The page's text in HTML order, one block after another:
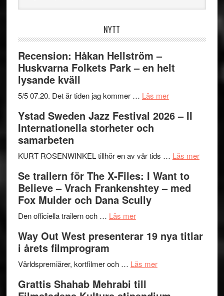
webbplatsen
NYTT
Recension: Håkan Hellström –
Huskvarna Folkets Park – en helt
lysande kväll
5/5 07.20. Det är tiden jag kommer … Läs merom
Håkan
Huskvarna
Park
–
kväll
Ystad Sweden Jazz Festival 2026 – II
Internationella storheter och
samarbeten
KURT ROSENWINKEL tillhör en av vår tids … Läs merom
II
Se trailern för The X-Files: I Want to
Believe – Vrach Frankenshtey – med
Fox Mulder och Dana Scully
Den officiella trailern och … Läs merom
trailern
The
Files:
Way Out West presenterar 19 nya titlar
i årets filmprogram
Världspremiärer, kortfilmer och … Läs merom
Grattis Shahab Mehrabi till